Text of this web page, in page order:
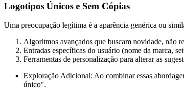
Logotipos Únicos e Sem Cópias
Uma preocupação legítima é a aparência genérica ou
Algoritmos avançados que buscam novidade, não
Entradas específicas do usuário (nome da marca,
Ferramentas de personalização para alterar as
Exploração Adicional: Ao combinar essas
único".